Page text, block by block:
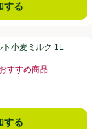
する
ト小麦ミルク 1L
すすめ商品
する